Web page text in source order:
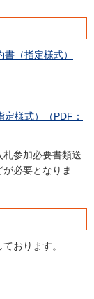
（指定様式）
様式）（PDF：
参加必要書類送
必要となりま
おります。